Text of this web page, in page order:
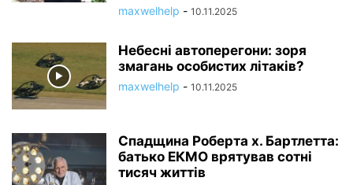
maxwelhelp - 10.11.2025
Небесні автоперегони: зоря
змагань особистих літаків?
maxwelhelp - 10.11.2025
Спадщина Роберта х. Бартлетта:
батько ЕКМО врятував сотні
тисяч життів